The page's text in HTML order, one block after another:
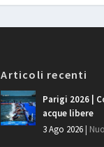
Articoli recenti
Parigi 2026 |
acque libere
3 Ago 2026|